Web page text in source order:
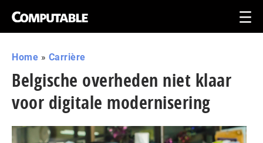
Home » Carrière
Belgische overheden niet klaar
voor digitale modernisering